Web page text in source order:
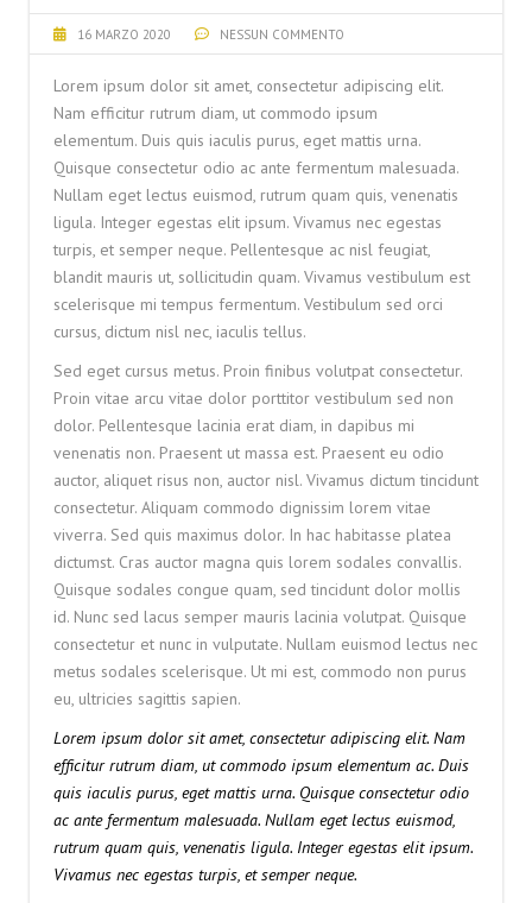
16 MARZO 2020 NESSUN COMMENTO
Lorem ipsum dolor sit amet, consectetur adipiscing elit.
Nam efficitur rutrum diam, ut commodo ipsum
elementum. Duis quis iaculis purus, eget mattis urna.
Quisque consectetur odio ac ante fermentum malesuada.
Nullam eget lectus euismod, rutrum quam quis, venenatis
ligula. Integer egestas elit ipsum. Vivamus nec egestas
turpis, et semper neque. Pellentesque ac nisl feugiat,
blandit mauris ut, sollicitudin quam. Vivamus vestibulum est
scelerisque mi tempus fermentum. Vestibulum sed orci
cursus, dictum nisl nec, iaculis tellus.
Sed eget cursus metus. Proin finibus volutpat consectetur.
Proin vitae arcu vitae dolor porttitor vestibulum sed non
dolor. Pellentesque lacinia erat diam, in dapibus mi
venenatis non. Praesent ut massa est. Praesent eu odio
auctor, aliquet risus non, auctor nisl. Vivamus dictum tincidunt
consectetur. Aliquam commodo dignissim lorem vitae
viverra. Sed quis maximus dolor. In hac habitasse platea
dictumst. Cras auctor magna quis lorem sodales convallis.
Quisque sodales congue quam, sed tincidunt dolor mollis
id. Nunc sed lacus semper mauris lacinia volutpat. Quisque
consectetur et nunc in vulputate. Nullam euismod lectus nec
metus sodales scelerisque. Ut mi est, commodo non purus
eu, ultricies sagittis sapien.
Lorem ipsum dolor sit amet, consectetur adipiscing elit. Nam
efficitur rutrum diam, ut commodo ipsum elementum ac. Duis
quis iaculis purus, eget mattis urna. Quisque consectetur odio
ac ante fermentum malesuada. Nullam eget lectus euismod,
rutrum quam quis, venenatis ligula. Integer egestas elit ipsum.
Vivamus nec egestas turpis, et semper neque.